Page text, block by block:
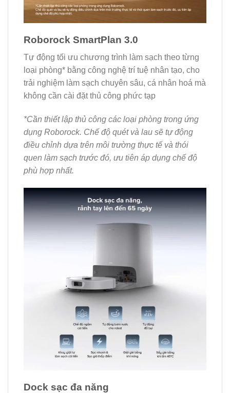
Roborock SmartPlan 3.0
Tự động tối ưu chương trình làm sạch theo từng
loại phòng* bằng công nghệ trí tuệ nhân tạo, cho
trải nghiệm làm sạch chuyên sâu, cá nhân hoá mà
không cần cài đặt thủ công phức tạp
*Cần thiết lập thủ công các loại phòng trong ứng
dụng Roborock. Chế độ quét và lau sẽ tự động
điều chỉnh dựa trên môi trường thực tế và thói
quen làm sạch trước đó, ưu tiên áp dụng chế độ
phù hợp nhất.
Dock sạc đa năng